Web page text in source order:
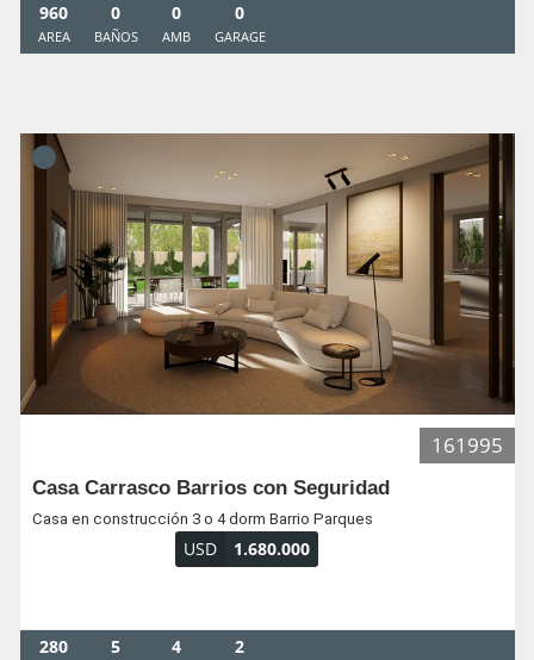
960
AREA
0
BAÑOS
0
AMB
0
GARAGE
161995
Casa Carrasco Barrios con Seguridad
Casa en construcción 3 o 4 dorm Barrio Parques
USD 1.680.000
280 5 4 2